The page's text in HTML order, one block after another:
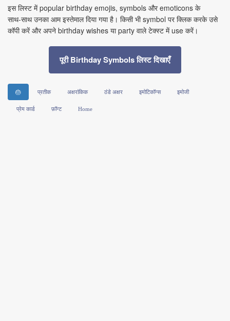
इस लिस्ट में popular birthday emojis, symbols और emoticons के
साथ‑साथ उनका आम इस्तेमाल दिया गया है। किसी भी symbol पर क्लिक करके उसे
कॉपी करें और अपने birthday wishes या party वाले टेक्स्ट में use करें।
पूरी Birthday Symbols लिस्ट दिखाएँ
🎂 प्रतीक अक्षरांकिक ठंडे अक्षर इमोटिकॉन्स इमोजी
प्रेम कार्ड फ़ॉन्ट Home